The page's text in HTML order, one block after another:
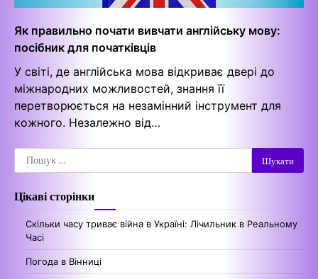
Як правильно почати вивчати англійську мову:
посібник для початківців
У світі, де англійська мова відкриває двері до
міжнародних можливостей, знання її
перетворюється на незамінний інструмент для
кожного. Незалежно від…
Пошук:
Цікаві сторінки
Скільки часу триває війна в Україні: Лічильник в Реальному
Часі
Погода в Вінниці